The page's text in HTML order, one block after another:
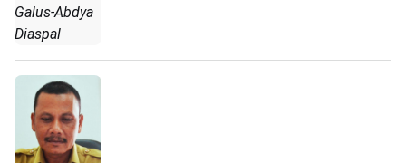
Galus-Abdya
Diaspal